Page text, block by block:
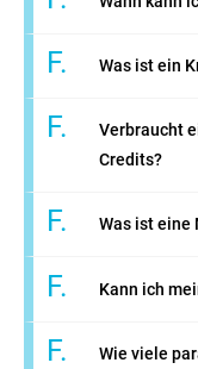
F. Was ist ein
F.
Verbraucht
Credits?
F. Was ist eine
F. Kann ich
F. Wie viele